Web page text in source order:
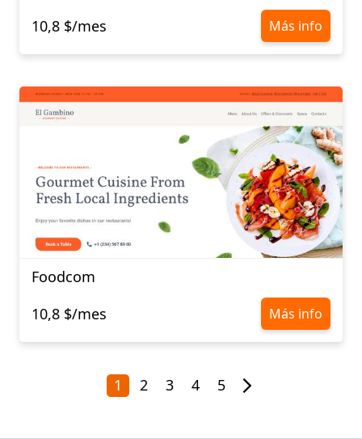
10,8 $/mes
Más info
Foodcom
10,8 $/mes
Más info
1 2 3 4 5